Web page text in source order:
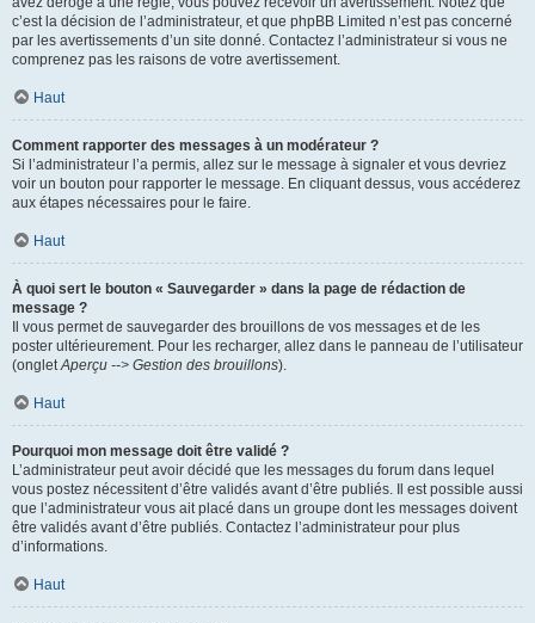
c’est la décision de l’administrateur, et que phpBB Limited n’est pas concerné
par les avertissements d’un site donné. Contactez l’administrateur si vous ne
comprenez pas les raisons de votre avertissement.
Haut
Comment rapporter des messages à un modérateur ?
Si l’administrateur l’a permis, allez sur le message à signaler et vous devriez
voir un bouton pour rapporter le message. En cliquant dessus, vous accéderez
aux étapes nécessaires pour le faire.
Haut
À quoi sert le bouton « Sauvegarder » dans la page de rédaction de
message ?
Il vous permet de sauvegarder des brouillons de vos messages et de les
poster ultérieurement. Pour les recharger, allez dans le panneau de l’utilisateur
(ongletAperçu --> Gestion des brouillons).
Haut
Pourquoi mon message doit être validé ?
L’administrateur peut avoir décidé que les messages du forum dans lequel
vous postez nécessitent d’être validés avant d’être publiés. Il est possible aussi
que l’administrateur vous ait placé dans un groupe dont les messages doivent
être validés avant d’être publiés. Contactez l’administrateur pour plus
d’informations.
Haut